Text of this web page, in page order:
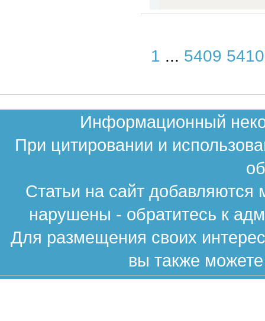
1 ... 5409 5410
Информационный
При цитировании и
Статьи на сайт
нарушены - обратитесь к
Для размещения своих
вы также